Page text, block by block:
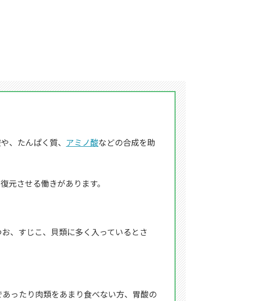
、たんぱく質、 アミノ酸などの合成を助
元させる働きがあります。
、すじこ、貝類に多く入っているとさ
ったり肉類をあまり食べない方、胃酸の